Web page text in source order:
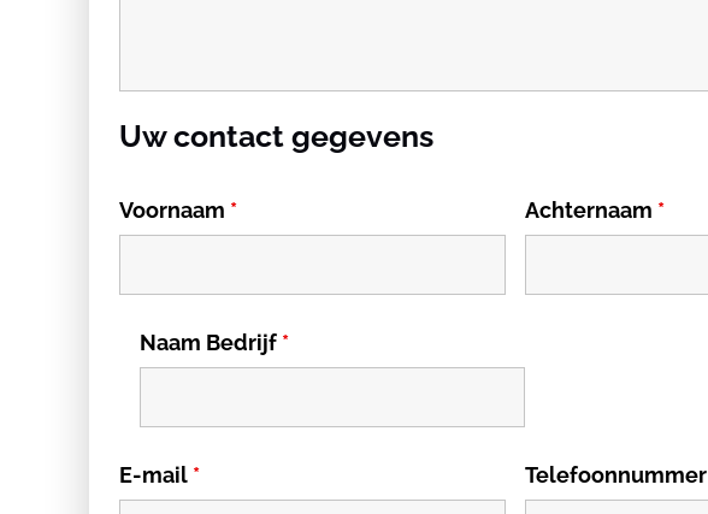
Uw contact gegevens
Voornaam * Achternaam *
Naam Bedrijf *
E-mail * Telefoonnummer